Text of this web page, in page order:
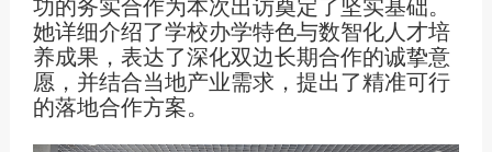
功的务实合作为本次出访奠定了坚实基础。
她详细介绍了学校办学特色与数智化人才培
养成果，表达了深化双边长期合作的诚挚意
愿，并结合当地产业需求，提出了精准可行
的落地合作方案。